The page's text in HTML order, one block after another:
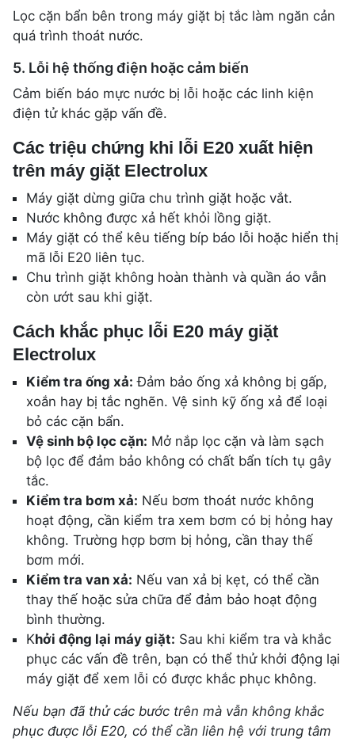
Lọc cặn bẩn bên trong máy giặt bị tắc làm ngăn cản
quá trình thoát nước.
5. Lỗi hệ thống điện hoặc cảm biến
Cảm biến báo mực nước bị lỗi hoặc các linh kiện
điện tử khác gặp vấn đề.
Các triệu chứng khi lỗi E20 xuất hiện
trên máy giặt Electrolux
Máy giặt dừng giữa chu trình giặt hoặc vắt.
Nước không được xả hết khỏi lồng giặt.
Máy giặt có thể kêu tiếng bíp báo lỗi hoặc hiển thị
mã lỗi E20 liên tục.
Chu trình giặt không hoàn thành và quần áo vẫn
còn ướt sau khi giặt.
Cách khắc phục lỗi E20 máy giặt
Electrolux
Kiểm tra ống xả: Đảm bảo ống xả không bị gấp,
xoắn hay bị tắc nghẽn. Vệ sinh kỹ ống xả để loại
bỏ các cặn bẩn.
Vệ sinh bộ lọc cặn: Mở nắp lọc cặn và làm sạch
bộ lọc để đảm bảo không có chất bẩn tích tụ gây
tắc.
Kiểm tra bơm xả: Nếu bơm thoát nước không
hoạt động, cần kiểm tra xem bơm có bị hỏng hay
không. Trường hợp bơm bị hỏng, cần thay thế
bơm mới.
Kiểm tra van xả: Nếu van xả bị kẹt, có thể cần
thay thế hoặc sửa chữa để đảm bảo hoạt động
bình thường.
Khởi động lại máy giặt: Sau khi kiểm tra và khắc
phục các vấn đề trên, bạn có thể thử khởi động lại
máy giặt để xem lỗi có được khắc phục không.
Nếu bạn đã thử các bước trên mà vẫn không khắc
phục được lỗi E20, có thể cần liên hệ với trung tâm